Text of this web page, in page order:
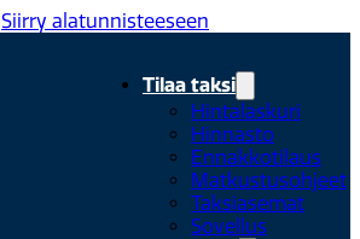
Siirry alatunnisteeseen
Tilaa taksi
Hintalaskuri
Hinnasto
Ennakkotilaus
Matkustusohjeet
Taksiasemat
Sovellus